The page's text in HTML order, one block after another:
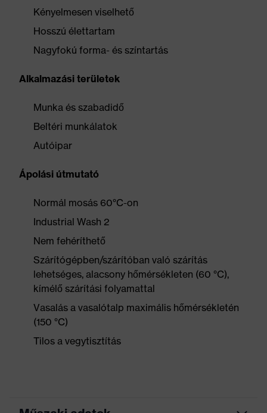
Kényelmesen viselhető
Hosszú élettartam
Nagyfokú forma- és színtartás
Alkalmazási területek
Munka és szabadidő
Beltéri munkálatok
Autóipar
Ápolási útmutató
Normál mosás 60°C-on
Industrial Wash 2
Nem fehéríthető
Szárítógépben/szárítóban való szárítás
lehetséges, alacsony hőmérsékleten (60 °C),
kímélő szárítási folyamattal
Vasalás a vasalótalp maximális hőmérsékletén
(150 °C)
Tilos a vegytisztítás